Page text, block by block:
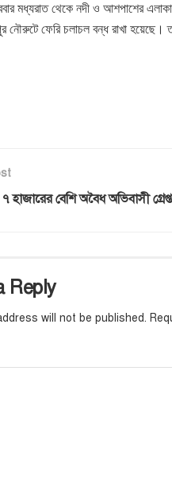
মধ্যরাত থেকে নদী ও আশপাশের
নৌরুটে ফেরি চলাচল বন্ধ রাখা
৭ হাজারের বেশি অবৈধ অভিবাসী
Reply
will not be published.